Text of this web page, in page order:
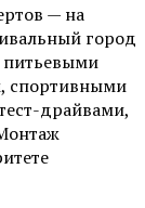
— на
город
спортивными
драйвами,